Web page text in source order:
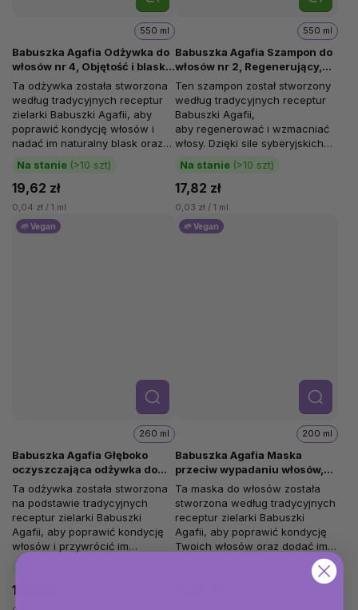
Babuszka Agafia Odżywka do
włosów nr 4, Objętość i blask,
Kwiatowy propolis, 550 ml
Na stanie (>10 szt)
550 ml
19,62 zł
0,04 zł / 1 ml
Ta odżywka została stworzona
według tradycyjnych receptur
zielarki Babuszki Agafii, aby
poprawić kondycję włosów i
nadać im naturalny blask oraz
objętość. Unikalna moc...
Babuszka Agafia Szampon do
włosów nr 2, Regenerujący,
Brzozowy propolis, 550 ml
Na stanie (>10 szt)
550 ml
17,82 zł
0,03 zł / 1 ml
Ten szampon został stworzony
według tradycyjnych receptur
Babuszki Agafii,
aby regenerować i wzmacniać
włosy. Dzięki sile syberyjskich
ziół przywraca...
🌱 Vegan
Babuszka Agafia Głęboko
oczyszczająca odżywka do
włosów, 7 ziół z tajgi, 260 ml
260 ml
17,82 zł
Szcze
góły
Ta odżywka została stworzona
na podstawie tradycyjnych
receptur zielarki Babuszki
Agafii, aby poprawić kondycję
włosów i przywrócić im
naturalną siłę. Unikalna...
🌱 Vegan
Babuszka Agafia Maska
przeciw wypadaniu włosów,
200 ml
200 ml
Szcze
góły
Ta maska do włosów została
stworzona według tradycyjnych
receptur zielarki Babuszki
Agafii, aby poprawić kondycję
Twoich włosów oraz dodać im
siły i witalności. Wyjątkowa...